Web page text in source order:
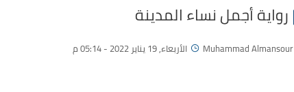
رواية أجمل نساء المدينة
Muhammad Almansour الأربعاء, 19 يناير 2022 - 05:14 م